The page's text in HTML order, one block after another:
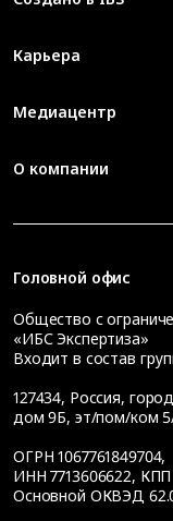
Карьера
Медиацентр
О компании
Головной офис
Общество с
«ИБС Экспертиза»
Входит в состав
127434, Россия,
дом 9Б, эт/пом/ком
ОГРН 1067761849704,
ИНН 7713606622, КПП
Основной ОКВЭД